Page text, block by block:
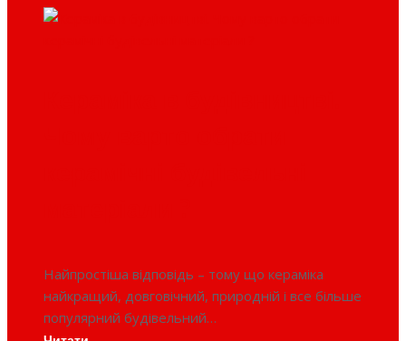
Найпростіша відповідь – тому що кераміка
найкращий, довговічний, природній і все більше
популярний будівельний…